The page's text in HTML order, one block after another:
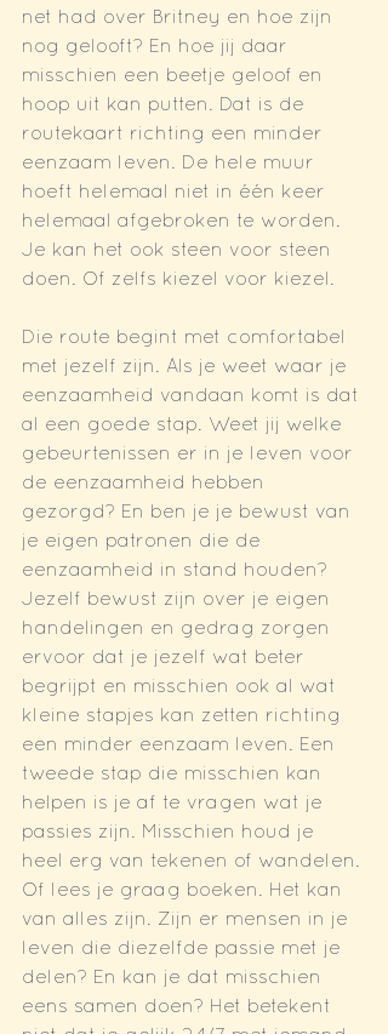
net had over Britney en hoe zijn
nog gelooft? En hoe jij daar
misschien een beetje geloof en
hoop uit kan putten. Dat is de
routekaart richting een minder
eenzaam leven. De hele muur
hoeft helemaal niet in één keer
helemaal afgebroken te worden.
Je kan het ook steen voor steen
doen. Of zelfs kiezel voor kiezel.
Die route begint met comfortabel
met jezelf zijn. Als je weet waar je
eenzaamheid vandaan komt is dat
al een goede stap. Weet jij welke
gebeurtenissen er in je leven voor
de eenzaamheid hebben
gezorgd? En ben je je bewust van
je eigen patronen die de
eenzaamheid in stand houden?
Jezelf bewust zijn over je eigen
handelingen en gedrag zorgen
ervoor dat je jezelf wat beter
begrijpt en misschien ook al wat
kleine stapjes kan zetten richting
een minder eenzaam leven. Een
tweede stap die misschien kan
helpen is je af te vragen wat je
passies zijn. Misschien houd je
heel erg van tekenen of wandelen.
Of lees je graag boeken. Het kan
van alles zijn. Zijn er mensen in je
leven die diezelfde passie met je
delen? En kan je dat misschien
eens samen doen? Het betekent